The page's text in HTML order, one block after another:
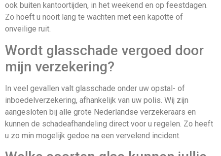
ook buiten kantoortijden, in het weekend en op feestdagen.
Zo hoeft u nooit lang te wachten met een kapotte of
onveilige ruit.
Wordt glasschade vergoed door
mijn verzekering?
In veel gevallen valt glasschade onder uw opstal- of
inboedelverzekering, afhankelijk van uw polis. Wij zijn
aangesloten bij alle grote Nederlandse verzekeraars en
kunnen de schadeafhandeling direct voor u regelen. Zo heeft
u zo min mogelijk gedoe na een vervelend incident.